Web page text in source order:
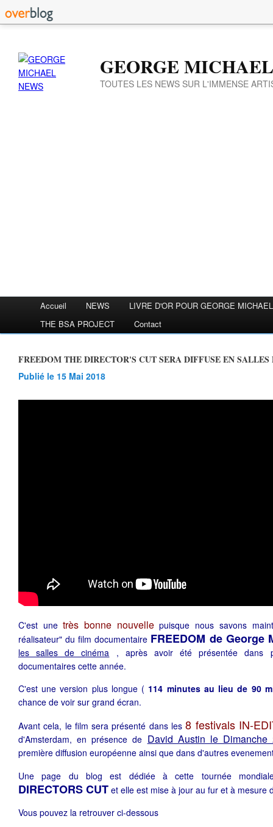
GEORGE
TOUTES LES NEWS SUR L'IMMENSE
Accueil NEWS
LIVRE D'OR POUR GEORGE MICHAEL
THE BSA PROJECT
Contact
FREEDOM THE DIRECTOR'S CUT SERA DIFFUSE EN
Publié le 15 Mai 2018
C'est unetrès bonne nouvellepuisque nous savons
réalisateur" du film documentaire FREEDOM de George
les salles de cinéma , après avoir été présentée dans
documentaires cette année.
C'est une version plus longue ( 114 minutes au lieu de 90
chance de voir sur grand écran.
Avant cela, le film sera présenté dans les8 festivals IN-
d'Amsterdam, en présence de David Austin le
première diffusion européenne ainsi que dans d'autres
Une page du blog est dédiée à cette tournée
DIRECTORS CUT et elle est mise à jour au fur et à mesure
Vous pouvez la retrouver ci-dessous